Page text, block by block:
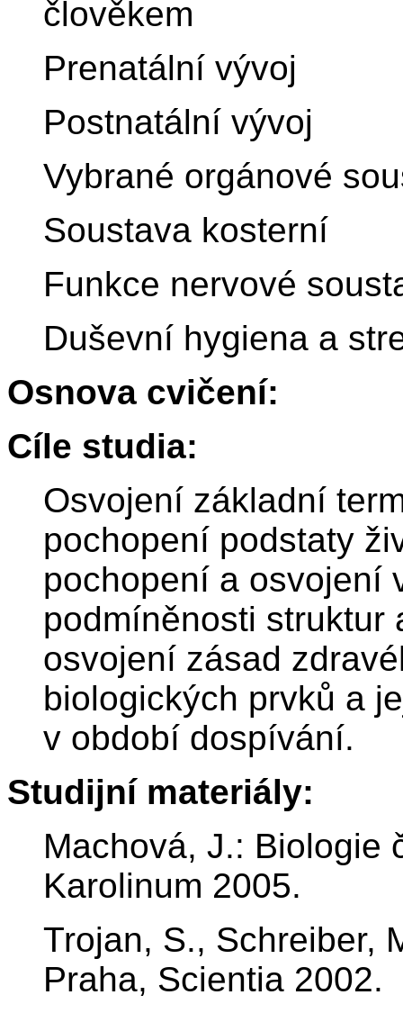
člověkem
Prenatální vývoj
Postnatální vývoj
Vybrané orgánové
Soustava kosterní
Funkce nervové
Duševní hygiena a
Osnova cvičení:
Cíle studia:
Osvojení základní
pochopení podstaty
pochopení a osvojení
podmíněnosti struktur
osvojení zásad
biologických prvků a
v období dospívání.
Studijní materiály:
Machová, J.: Biologie
Karolinum 2005.
Trojan, S., Schreiber,
Praha, Scientia 2002.